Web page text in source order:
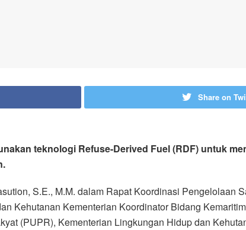
Share on
teknologi Refuse-Derived Fuel (RDF) untuk
S.E., M.M. dalam Rapat Koordinasi Pengelolaan
Kehutanan Kementerian Koordinator Bidang
(PUPR), Kementerian Lingkungan Hidup dan